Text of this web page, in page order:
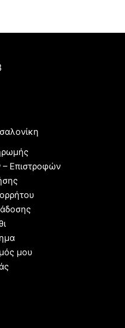
– Επιστροφών
μου